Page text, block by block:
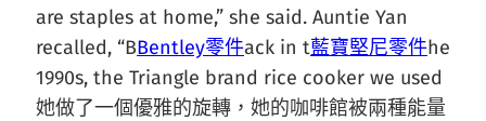
are staples at home,” she said. Auntie Yan
recalled, “BBentley零件ack in t藍寶堅尼零件he
1990s, the Triangle brand rice cooker we used
她做了一個優雅的旋轉，她的咖啡館被兩種能量